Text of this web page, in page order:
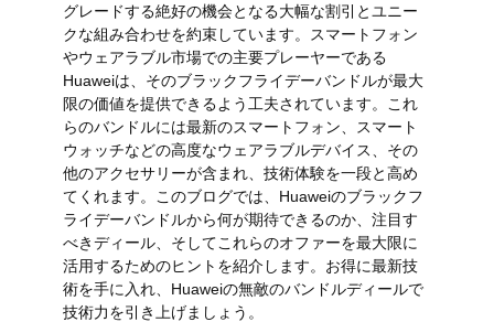
グレードする絶好の機会となる大幅な割引とユニー
クな組み合わせを約束しています。スマートフォン
やウェアラブル市場での主要プレーヤーである
Huaweiは、そのブラックフライデーバンドルが最大
限の価値を提供できるよう工夫されています。これ
らのバンドルには最新のスマートフォン、スマート
ウォッチなどの高度なウェアラブルデバイス、その
他のアクセサリーが含まれ、技術体験を一段と高め
てくれます。このブログでは、Huaweiのブラックフ
ライデーバンドルから何が期待できるのか、注目す
べきディール、そしてこれらのオファーを最大限に
活用するためのヒントを紹介します。お得に最新技
術を手に入れ、Huaweiの無敵のバンドルディールで
技術力を引き上げましょう。